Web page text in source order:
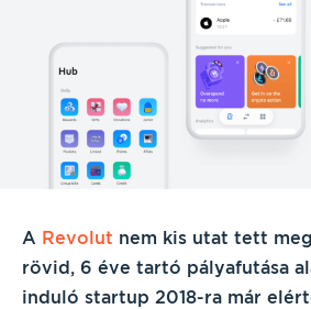
A Revolut nem kis utat tett
rövid, 6 éve tartó pályafutása
induló startup 2018-ra már